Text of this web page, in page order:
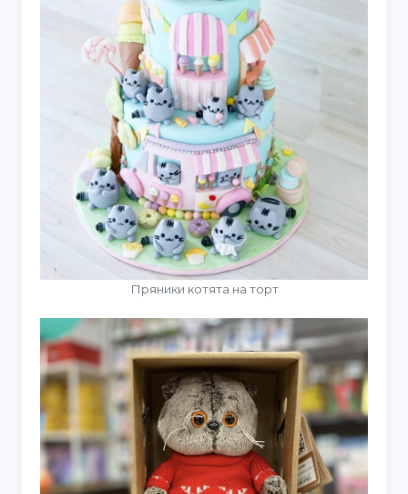
Пряники котята на торт